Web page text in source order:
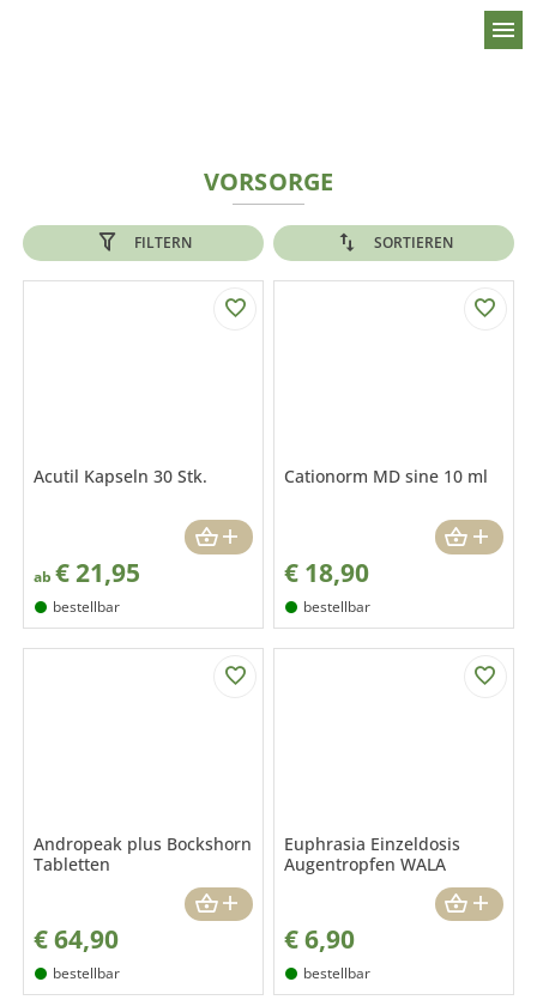
menu
VORSORGE
FILTERN SORTIEREN
Acutil Kapseln 30 Stk.
ab€21,95
bestellbar
Cationorm MD sine 10 ml
€ 18,90
bestellbar
Andropeak plus Bockshorn
Tabletten
€64,90
bestellbar
Euphrasia Einzeldosis
Augentropfen WALA
€6,90
bestellbar